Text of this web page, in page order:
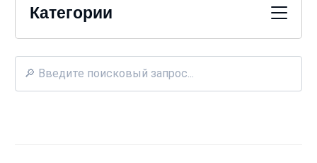
Категории